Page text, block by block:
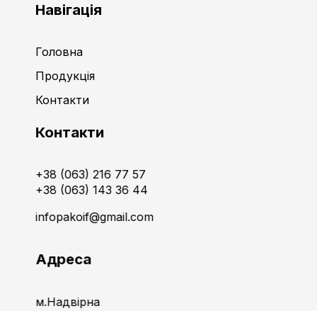
Навігація
Головна
Продукція
Контакти
Контакти
+38 (063) 216 77 57
+38 (063) 143 36 44
infopakoif@gmail.com
Адреса
м.Надвірна